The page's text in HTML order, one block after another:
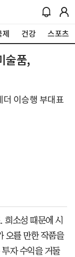
제 건강 스포츠
술품,
이승행 부대표
희소성 때문에 시
오를 만한 작품을
자 수익을 거둘